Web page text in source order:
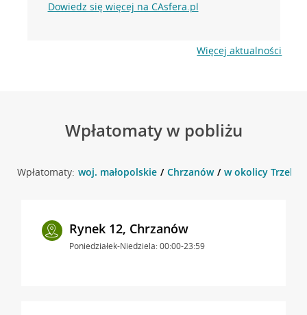
Dowiedz się więcej na CAsfera.pl
Więcej aktualności
Wpłatomaty w pobliżu
Wpłatomaty: woj. małopolskie Chrzanów w okolicy
Rynek 12, Chrzanów
Poniedziałek-Niedziela: 00:00-23:59